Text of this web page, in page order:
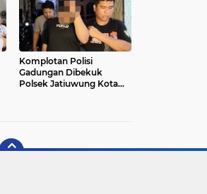
Komplotan Polisi
Gadungan Dibekuk
Polsek Jatiuwung Kota